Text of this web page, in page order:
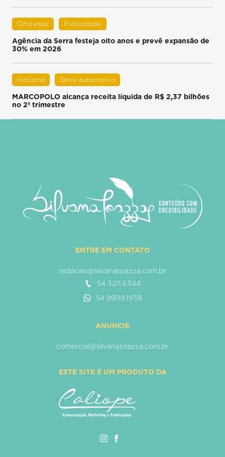
Olha essa! Publicidade
Agência da Serra festeja oito anos e prevê expansão de
30% em 2026
Indústria Setor automotivo
MARCOPOLO alcança receita líquida de R$ 2,37 bilhões
no 2º trimestre
ENTRE EM CONTATO
redacao@silvanatoazza.com.br
54 3211.6344
54 99119.1938
ANUNCIE
comercial@silvanatoazza.com.br
ESTE SITE É UM PRODUTO DA